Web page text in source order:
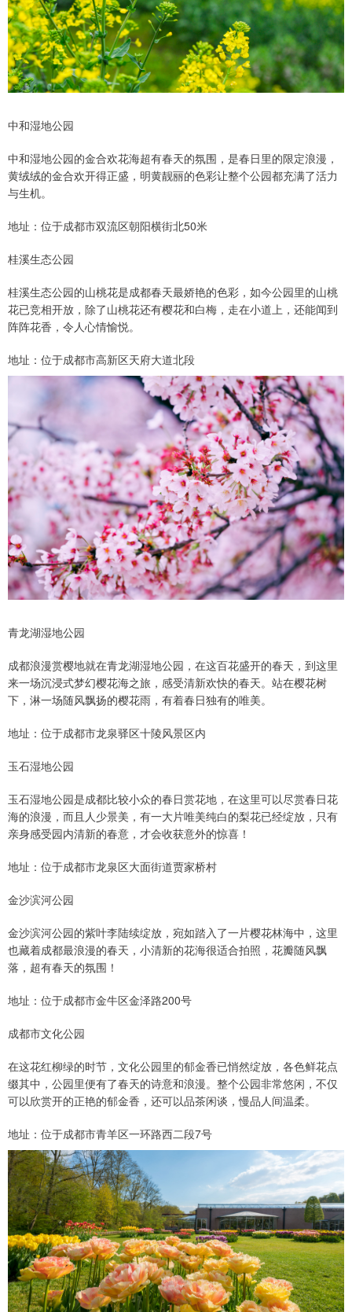
中和湿地公园
中和湿地公园的金合欢花海超有春天的氛围，是春日里的限定浪漫，
黄绒绒的金合欢开得正盛，明黄靓丽的色彩让整个公园都充满了活力
与生机。
地址：位于成都市双流区朝阳横街北50米
桂溪生态公园
桂溪生态公园的山桃花是成都春天最娇艳的色彩，如今公园里的山桃
花已竞相开放，除了山桃花还有樱花和白梅，走在小道上，还能闻到
阵阵花香，令人心情愉悦。
地址：位于成都市高新区天府大道北段
青龙湖湿地公园
成都浪漫赏樱地就在青龙湖湿地公园，在这百花盛开的春天，到这里
来一场沉浸式梦幻樱花海之旅，感受清新欢快的春天。站在樱花树
下，淋一场随风飘扬的樱花雨，有着春日独有的唯美。
地址：位于成都市龙泉驿区十陵风景区内
玉石湿地公园
玉石湿地公园是成都比较小众的春日赏花地，在这里可以尽赏春日花
海的浪漫，而且人少景美，有一大片唯美纯白的梨花已经绽放，只有
亲身感受园内清新的春意，才会收获意外的惊喜！
地址：位于成都市龙泉区大面街道贾家桥村
金沙滨河公园
金沙滨河公园的紫叶李陆续绽放，宛如踏入了一片樱花林海中，这里
也藏着成都最浪漫的春天，小清新的花海很适合拍照，花瓣随风飘
落，超有春天的氛围！
地址：位于成都市金牛区金泽路200号
成都市文化公园
在这花红柳绿的时节，文化公园里的郁金香已悄然绽放，各色鲜花点
缀其中，公园里便有了春天的诗意和浪漫。整个公园非常悠闲，不仅
可以欣赏开的正艳的郁金香，还可以品茶闲谈，慢品人间温柔。
地址：位于成都市青羊区一环路西二段7号